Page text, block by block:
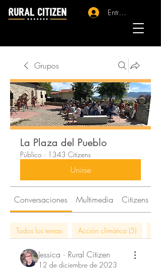
Entrar - Registro
Grupos
La Plaza del Pueblo
Público · 1343 Citizens
Unirse
Conversaciones Multimedia Citizens
Todos los temas Acción climática (5)
Jessica · Rural Citizen
12 de diciembre de 2023